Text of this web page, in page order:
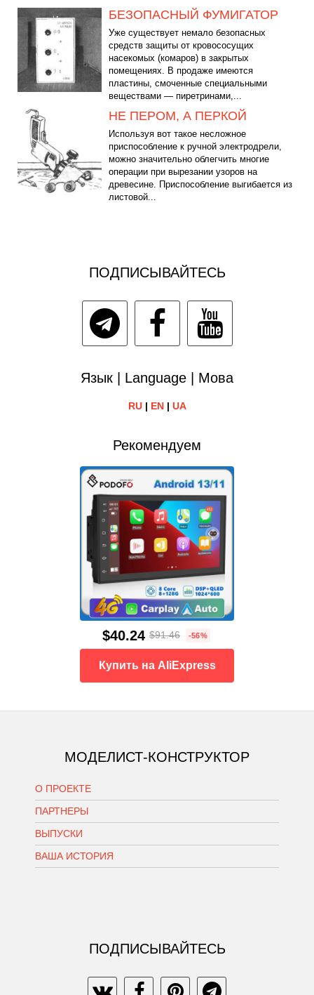
БЕЗОПАСНЫЙ ФУМИГАТОР
Уже существует немало безопасных
средств защиты от кровососущих
насекомых (комаров) в закрытых
помещениях. В продаже имеются
пластины, смоченные специальными
веществами — пиретринами,...
НЕ ПЕРОМ, А ПЕРКОЙ
Используя вот такое несложное
приспособление к ручной электродрели,
можно значительно облегчить многие
операции при вырезании узоров на
древесине. Приспособление выгибается из
листовой...
ПОДПИСЫВАЙТЕСЬ
Язык | Language | Мова
RU| EN| UA
Рекомендуем
$40.24 $91.46 -56%
Купить на AliExpress
МОДЕЛИСТ-КОНСТРУКТОР
О ПРОЕКТЕ
ПАРТНЕРЫ
ВЫПУСКИ
ВАША ИСТОРИЯ
ПОДПИСЫВАЙТЕСЬ